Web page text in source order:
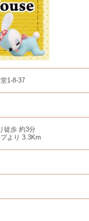
1-8-37
徒歩 約3分
より 3.3Km